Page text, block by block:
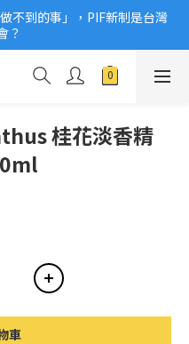
妝品身分證7月上路！消費者
念
不到的事」，PIF新制是台灣
？
妝品身分證7月上路！消費者
桂花淡香精
車